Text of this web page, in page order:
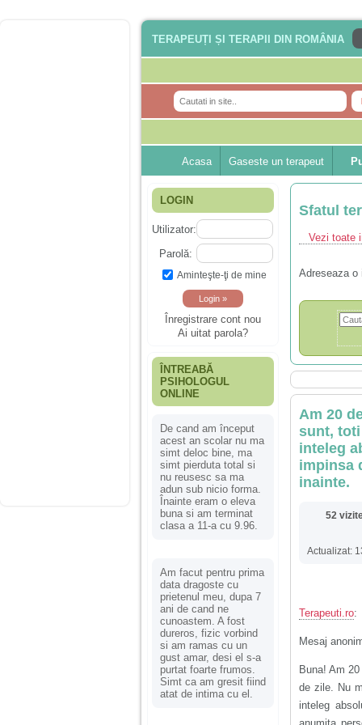
TERAPEUȚI ȘI TERAPII DIN ROMÂNIA
Acasa Gaseste un terapeut
LOGIN
Utilizator:
Parolă:
Aminteşte-ţi de mine
Înregistrare cont nou
Ai uitat parola?
ÎNTREABĂ
PSIHOLOGUL
ONLINE
De cand am început
acest an scolar nu ma
simt deloc bine, ma
simt pierduta total si
nu reusesc sa ma
adun sub nicio forma.
Înainte eram o eleva
buna si am terminat
clasa a 11-a cu 9.96.
Am facut pentru prima
data dragoste cu
prietenul meu, dupa 7
ani de cand ne
cunoastem. A fost
dureros, fizic vorbind
si am ramas cu un
gust amar, desi el s-a
purtat foarte frumos.
Simt ca am gresit fiind
atat de intima cu el.
Sfatul
Vezi toate
Adreseaza
Am 20
sunt, toti
inteleg
impinsa
inainte.
52
Actualizat:
Terapeuti.ro:
Mesaj
Buna! Am
de zile. Nu
inteleg